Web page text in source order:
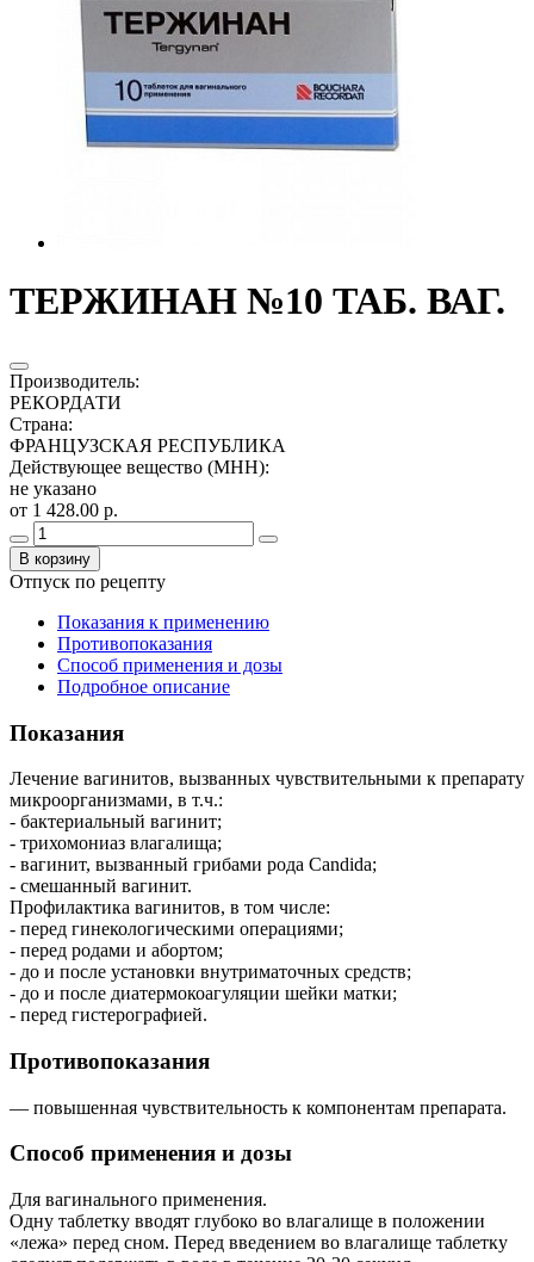
ТЕРЖИНАН №10 ТАБ. ВАГ.
Производитель:
РЕКОРДАТИ
Страна:
ФРАНЦУЗСКАЯ РЕСПУБЛИКА
Действующее вещество (МНН):
не указано
от 1 428.00 р.
В корзину
Отпуск по рецепту
Показания к применению
Противопоказания
Способ применения и дозы
Подробное описание
Показания
Лечение вагинитов, вызванных чувствительными к препарату
микроорганизмами, в т.ч.:
- бактериальный вагинит;
- трихомониаз влагалища;
- вагинит, вызванный грибами рода Candida;
- смешанный вагинит.
Профилактика вагинитов, в том числе:
- перед гинекологическими операциями;
- перед родами и абортом;
- до и после установки внутриматочных средств;
- до и после диатермокоагуляции шейки матки;
- перед гистерографией.
Противопоказания
— повышенная чувствительность к компонентам препарата.
Способ применения и дозы
Для вагинального применения.
Одну таблетку вводят глубоко во влагалище в положении
«лежа» перед сном. Перед введением во влагалище таблетку